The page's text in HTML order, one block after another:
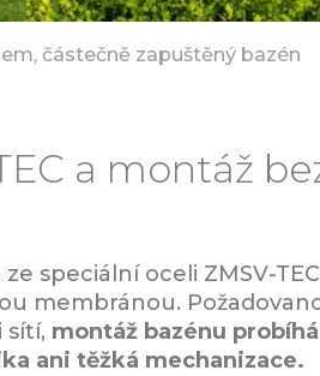
částečně zapuštěný bazén
a montáž
speciální oceli ZMSV-
membránou.
sítí, montáž bazénu probíhá
ani těžká mechanizace.